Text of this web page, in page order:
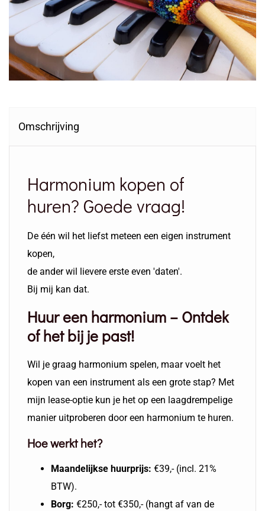
Omschrijving
Harmonium kopen of
huren? Goede vraag!
De één wil het liefst meteen een eigen instrument
kopen,
de ander wil lievere erste even 'daten'.
Bij mij kan dat.
Huur een harmonium – Ontdek
of het bij je past!
Wil je graag harmonium spelen, maar voelt het
kopen van een instrument als een grote stap? Met
mijn lease-optie kun je het op een laagdrempelige
manier uitproberen door een harmonium te huren.
Hoe werkt het?
Maandelijkse huurprijs: €39,- (incl. 21%
BTW).
Borg: €250,- tot €350,- (hangt af van de